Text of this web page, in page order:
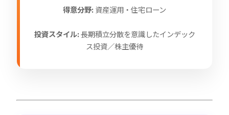
得意分野: 資産運用・住宅ローン
投資スタイル:長期積立分散を意識したインデック
ス投資／株主優待